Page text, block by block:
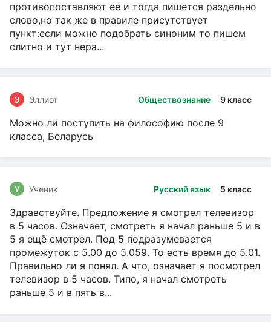
противопоставляют ее и тогда пишется раздельно
слово,но так же в правиле присутствует
пункт:если можно подобрать синоним то пишем
слитно и тут нера...
Обществознание 9 класс
Э Эллиот
Можно ли поступить на философию после 9
класса, Беларусь
Русский язык 5 класс
У Ученик
Здравствуйте. Предложение я смотрел телевизор
в 5 часов. Означает, смотреть я начал раньше 5 и в
5 я ещё смотрел. Под 5 подразумевается
промежуток с 5.00 до 5.059. То есть время до 5.01.
Правильно ли я понял. А что, означает я посмотрел
телевизор в 5 часов. Типо, я начал смотреть
раньше 5 и в пять в...